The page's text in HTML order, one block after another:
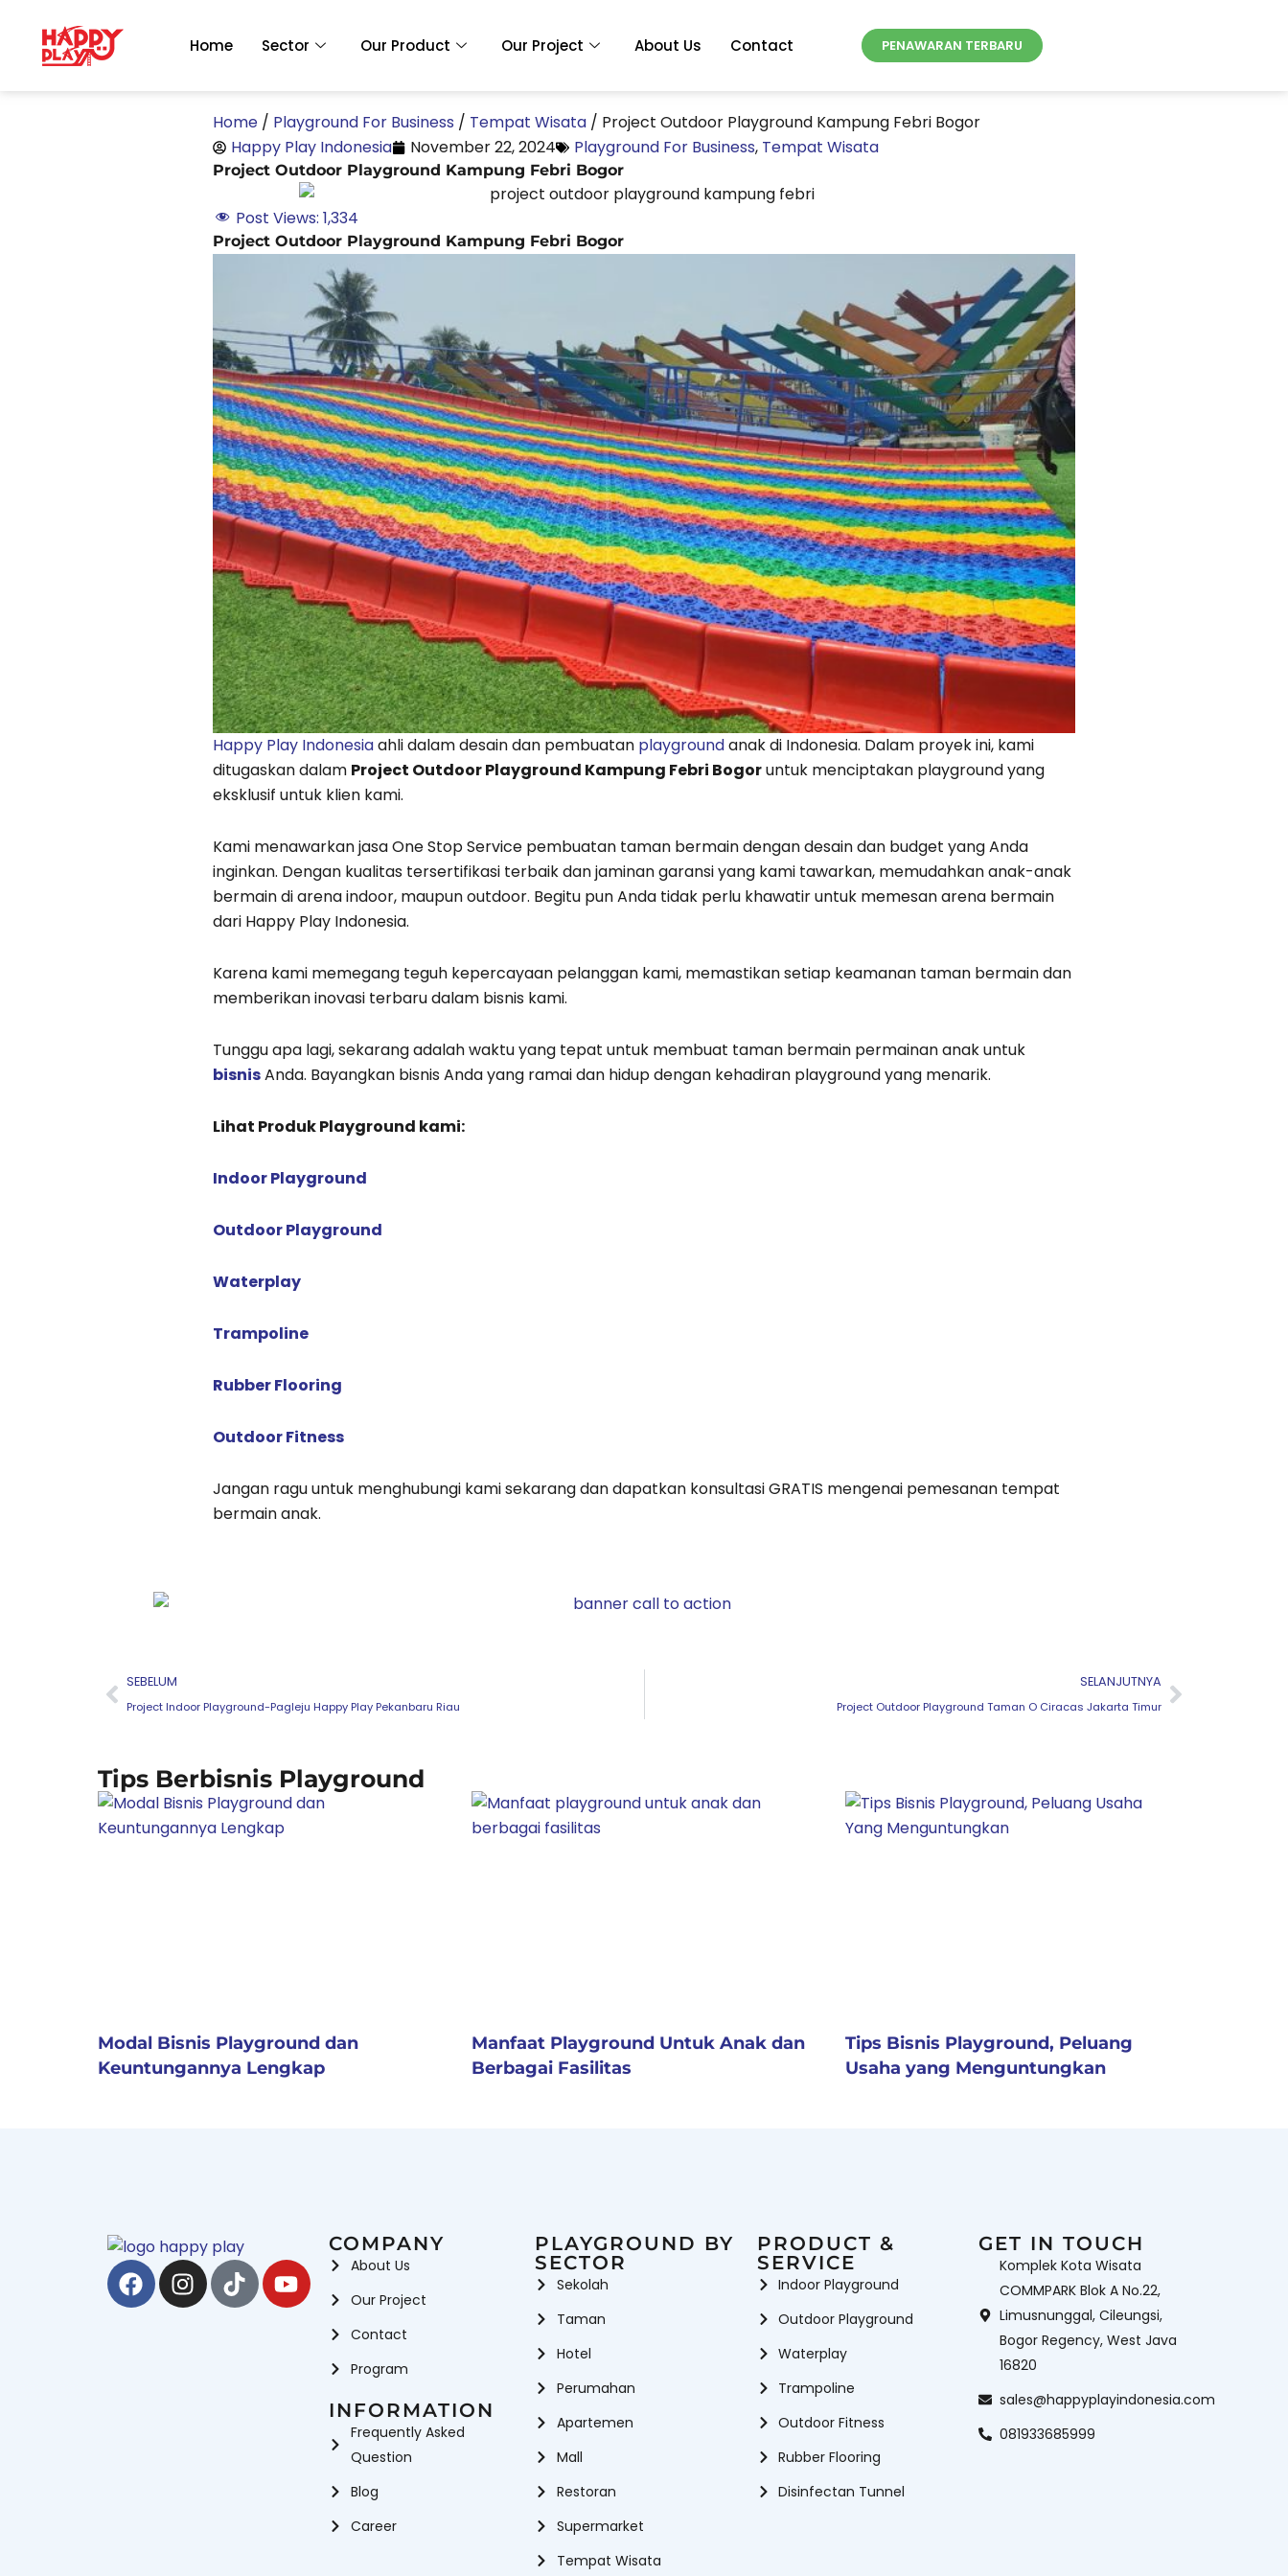
content
Home Sector Our Product Our Project About Us Contact PENAWARAN TERBARU
Home / Playground For Business / Tempat Wisata / Project Outdoor Playground Kampung Febri Bogor
Happy Play Indonesia
November 22, 2024 Playground For Business, Tempat Wisata
Project Outdoor Playground Kampung Febri Bogor
Post Views: 1,334
Project Outdoor Playground Kampung Febri Bogor
Happy Play Indonesiaahli dalam desain dan pembuatan playgroundanak di Indonesia. Dalam proyek ini, kami
ditugaskan dalam Project Outdoor Playground Kampung Febri Bogoruntuk menciptakan playground yang
eksklusif untuk klien kami.
Kami menawarkan jasa One Stop Service pembuatan taman bermain dengan desain dan budget yang Anda
inginkan. Dengan kualitas tersertifikasi terbaik dan jaminan garansi yang kami tawarkan, memudahkan anak-anak
bermain di arena indoor, maupun outdoor. Begitu pun Anda tidak perlu khawatir untuk memesan arena bermain
dari Happy Play Indonesia.
Karena kami memegang teguh kepercayaan pelanggan kami, memastikan setiap keamanan taman bermain dan
memberikan inovasi terbaru dalam bisnis kami.
Tunggu apa lagi, sekarang adalah waktu yang tepat untuk membuat taman bermain permainan anak untuk
bisnisAnda. Bayangkan bisnis Anda yang ramai dan hidup dengan kehadiran playground yang menarik.
Lihat Produk Playground kami:
Indoor Playground
Outdoor Playground
Waterplay
Trampoline
Rubber Flooring
Outdoor Fitness
Jangan ragu untuk menghubungi kami sekarang dan dapatkan konsultasi GRATIS mengenai pemesanan tempat
bermain anak.
Prev
SEBELUM
Project Indoor Playground-Pagleju Happy Play Pekanbaru Riau
SELANJUTNYA
Project Outdoor Playground Taman O Ciracas Jakarta Timur
Next
Tips Berbisnis Playground
Modal Bisnis Playground dan
Keuntungannya Lengkap
Manfaat Playground Untuk Anak dan
Berbagai Fasilitas
Tips Bisnis Playground, Peluang
Usaha yang Menguntungkan
Facebook
Instagram
TiktokYoutube
COMPANY
About Us
Our Project
Contact
Program
INFORMATION
Frequently Asked
Question
Blog
Career
PLAYGROUND BY
SECTOR
Sekolah
Taman
Hotel
Perumahan
Apartemen
Mall
Restoran
Supermarket
Tempat Wisata
PRODUCT &
SERVICE
Indoor Playground
Outdoor Playground
Waterplay
Trampoline
Outdoor Fitness
Rubber Flooring
Disinfectan Tunnel
GET IN TOUCH
Komplek Kota Wisata
COMMPARK Blok A No.22,
Limusnunggal, Cileungsi,
Bogor Regency, West Java
16820
sales@happyplayindonesia.com
081933685999